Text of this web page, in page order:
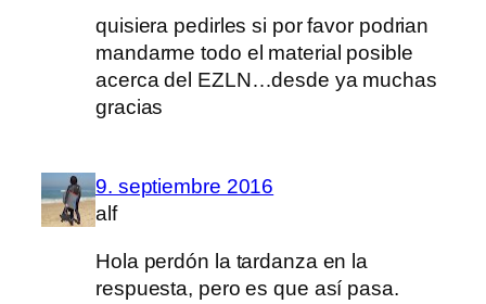
quisiera pedirles si por favor podrian
mandarme todo el material posible
acerca del EZLN…desde ya muchas
gracias
9. septiembre 2016
alf
Hola perdón la tardanza en la
respuesta, pero es que así pasa.